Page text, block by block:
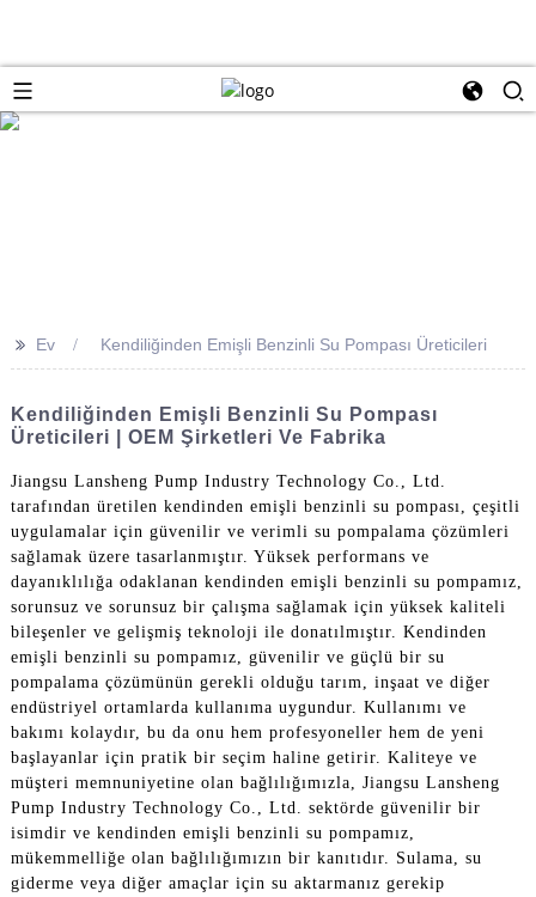
>> Ev Kendiliğinden Emişli Benzinli Su Pompası Üreticileri
Kendiliğinden Emişli Benzinli Su Pompası
Üreticileri | OEM Şirketleri Ve Fabrika
Jiangsu Lansheng Pump Industry Technology Co., Ltd.
tarafından üretilen kendinden emişli benzinli su pompası, çeşitli
uygulamalar için güvenilir ve verimli su pompalama çözümleri
sağlamak üzere tasarlanmıştır. Yüksek performans ve
dayanıklılığa odaklanan kendinden emişli benzinli su pompamız,
sorunsuz ve sorunsuz bir çalışma sağlamak için yüksek kaliteli
bileşenler ve gelişmiş teknoloji ile donatılmıştır. Kendinden
emişli benzinli su pompamız, güvenilir ve güçlü bir su
pompalama çözümünün gerekli olduğu tarım, inşaat ve diğer
endüstriyel ortamlarda kullanıma uygundur. Kullanımı ve
bakımı kolaydır, bu da onu hem profesyoneller hem de yeni
başlayanlar için pratik bir seçim haline getirir. Kaliteye ve
müşteri memnuniyetine olan bağlılığımızla, Jiangsu Lansheng
Pump Industry Technology Co., Ltd. sektörde güvenilir bir
isimdir ve kendinden emişli benzinli su pompamız,
mükemmelliğe olan bağlılığımızın bir kanıtıdır. Sulama, su
giderme veya diğer amaçlar için su aktarmanız gerekip